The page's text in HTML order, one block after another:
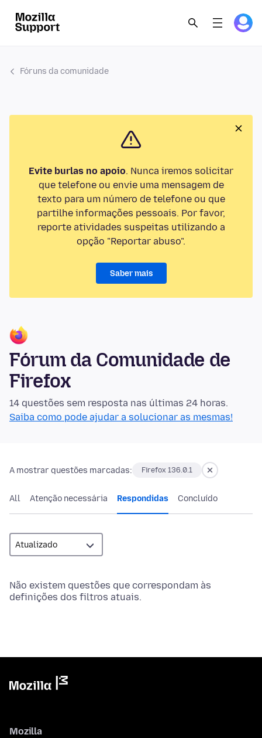
Fóruns da comunidade
Evite burlas no apoio. Nunca iremos solicitar
que telefone ou envie uma mensagem de
texto para um número de telefone ou que
partilhe informações pessoais. Por favor,
reporte atividades suspeitas utilizando a
opção "Reportar abuso".
Saber mais
Fórum da Comunidade de
Firefox
14 questões sem resposta nas últimas 24 horas.
Saiba como pode ajudar a solucionar as mesmas!
A mostrar questões marcadas: Firefox 136.0.1
All Atenção necessária Respondidas Concluído
Não existem questões que correspondam às
definições dos filtros atuais.
Mozilla